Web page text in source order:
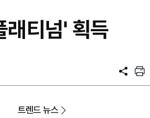
래티넘' 획득
공
프
트
트렌드 뉴스